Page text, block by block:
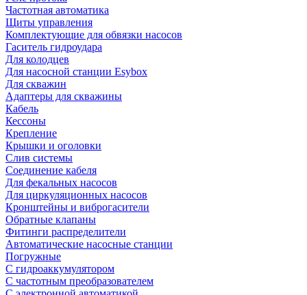
Частотная автоматика
Щиты управления
Комплектующие для обвязки насосов
Гаситель гидроудара
Для колодцев
Для насосной станции Esybox
Для скважин
Адаптеры для скважины
Кабель
Кессоны
Крепление
Крышки и оголовки
Слив системы
Соединение кабеля
Для фекальных насосов
Для циркуляционных насосов
Кронштейны и виброгасители
Обратные клапаны
Фитинги распределители
Автоматические насосные станции
Погружные
С гидроаккумулятором
С частотным преобразователем